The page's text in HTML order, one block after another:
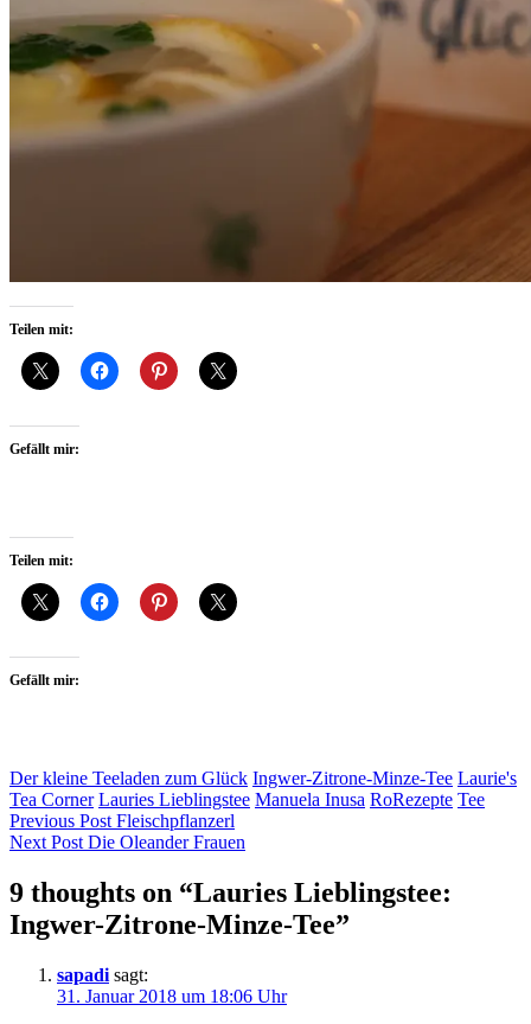
Teilen mit:
Gefällt mir:
Teilen mit:
Gefällt mir:
Der kleine Teeladen zum Glück Ingwer-Zitrone-Minze-Tee Laurie's
Tea Corner Lauries Lieblingstee Manuela Inusa RoRezepte Tee
Beitragsnavigation
Previous Post Fleischpflanzerl
Next Post Die Oleander Frauen
9 thoughts on “Lauries Lieblingstee:
Ingwer-Zitrone-Minze-Tee”
sapadi sagt:
31. Januar 2018 um 18:06 Uhr